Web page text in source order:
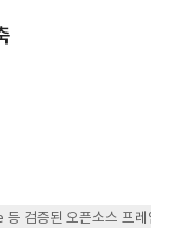
검증된 오픈소스 프레임워